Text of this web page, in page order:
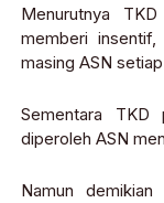
Menurutnya
memberi
masing ASN
Sementara TKD
diperoleh ASN
Namun